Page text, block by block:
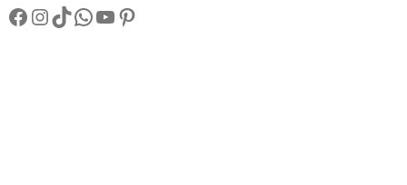
Facebook
Instagram
TikTok
WhatsApp
YouTube
Pinterest